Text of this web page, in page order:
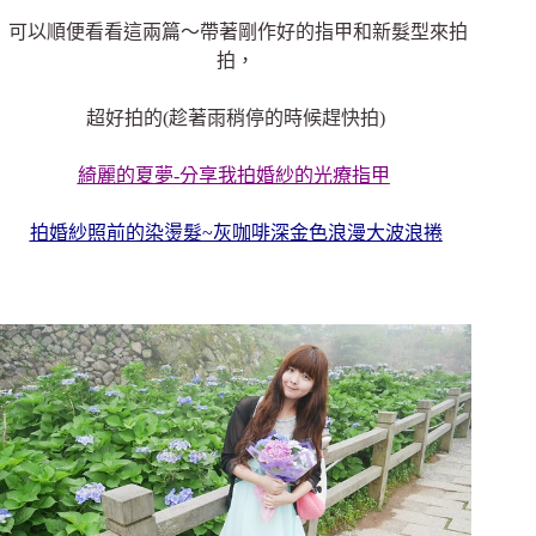
可以順便看看這兩篇～帶著剛作好的指甲和新髮型來拍
拍，
超好拍的(趁著雨稍停的時候趕快拍)
綺麗的夏夢-分享我拍婚紗的光療指甲
拍婚紗照前的染燙髮~灰咖啡深金色浪漫大波浪捲